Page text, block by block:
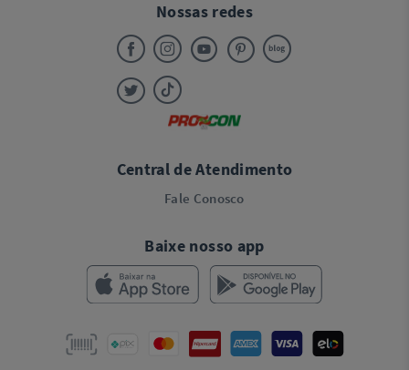
Nossas redes
Central de Atendimento
Fale Conosco
Baixe nosso app